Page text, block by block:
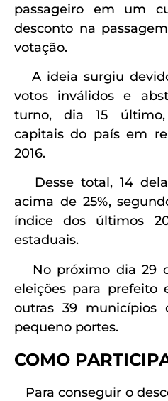
passageiro em um
desconto na
votação.
A ideia surgiu
votos inválidos e
turno, dia 15
capitais do país em
2016.
Desse total, 14
acima de 25%,
índice dos últimos
estaduais.
No próximo dia 29
eleições para prefeito
outras 39 municípios
pequeno portes.
COMO
Para conseguir o